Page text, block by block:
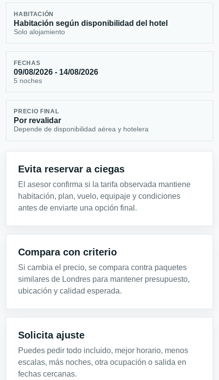
HABITACIÓN
Habitación según disponibilidad del hotel
Solo alojamiento
FECHAS
09/08/2026 - 14/08/2026
5 noches
PRECIO FINAL
Por revalidar
Depende de disponibilidad aérea y hotelera
Evita reservar a ciegas
El asesor confirma si la tarifa observada mantiene
habitación, plan, vuelo, equipaje y condiciones
antes de enviarte una opción final.
Compara con criterio
Si cambia el precio, se compara contra paquetes
similares de Londres para mantener presupuesto,
ubicación y calidad esperada.
Solicita ajuste
Puedes pedir todo incluido, mejor horario, menos
escalas, más noches, otra ocupación o salida en
fechas cercanas.